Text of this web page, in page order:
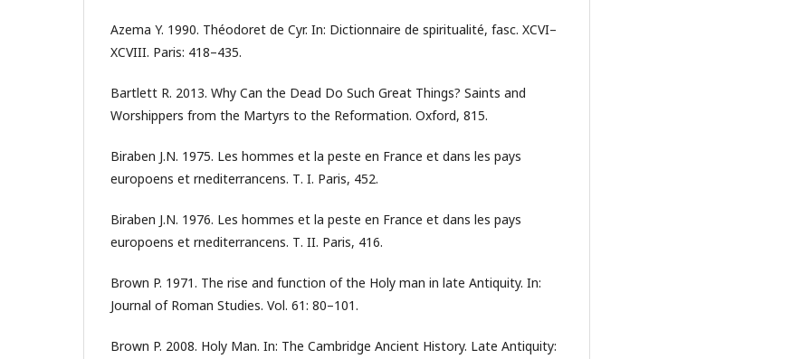
Azema Y. 1990. Théodoret de Cyr. In: Dictionnaire de spiritualité, fasc. XCVI–
XCVIII. Paris: 418–435.
Bartlett R. 2013. Why Can the Dead Do Such Great Things? Saints and
Worshippers from the Martyrs to the Reformation. Oxford, 815.
Biraben J.N. 1975. Les hommes et la peste en France et dans les pays
europoens et rnediterrancens. Т. I. Paris, 452.
Biraben J.N. 1976. Les hommes et la peste en France et dans les pays
europoens et rnediterrancens. Т. II. Paris, 416.
Brown P. 1971. The rise and function of the Holy man in late Antiquity. In:
Journal of Roman Studies. Vol. 61: 80–101.
Brown P. 2008. Holy Man. In: The Cambridge Ancient History. Late Antiquity: